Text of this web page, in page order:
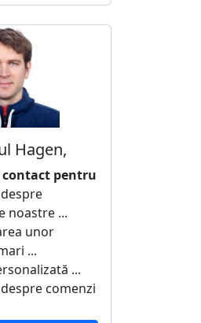
Hagen,
contact pentru
noastre ...
unor
...
...
comenzi